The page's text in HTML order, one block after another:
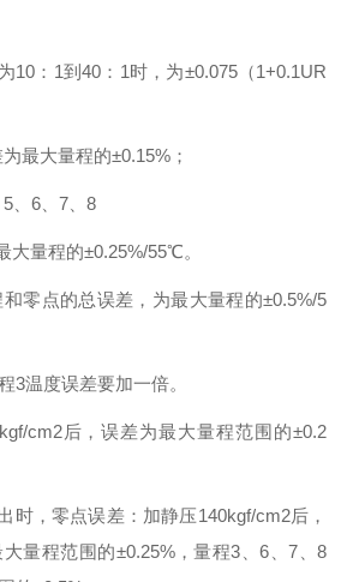
40：1时，为±0.075（1+0.1UR
最大量程的±0.15%；
、6、7、8
的±0.25%/55℃。
总误差，为最大量程的±0.5%/5
度误差要加一倍。
cm2后，误差为最大量程范围的±0.2
时，零点误差：加静压140kgf/cm2后，
量程范围的±0.25%，量程3、6、7、8